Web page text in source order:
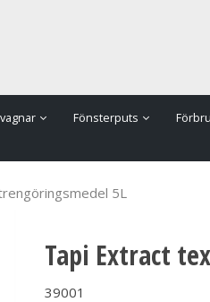
Fönsterputs
5L
Tapi Extract
39001